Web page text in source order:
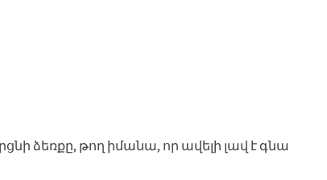
ձեռքը, թող իմանա, որ ավելի լավ է գնա